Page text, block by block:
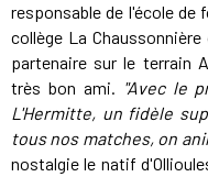
responsable de l'école
collège La
partenaire sur le terrain
très bon ami. "Avec le
L'Hermitte, un fidèle
tous nos matches, on
nostalgie le natif